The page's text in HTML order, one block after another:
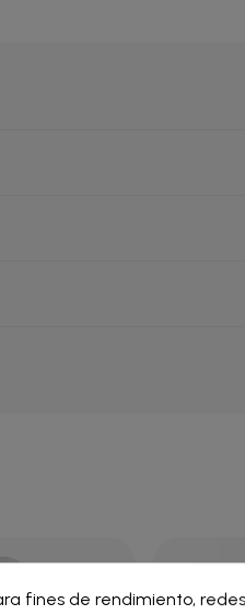
fines de rendimiento,